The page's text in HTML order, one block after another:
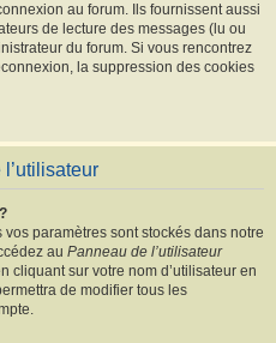
au forum. Ils fournissent aussi
de lecture des messages (lu ou
du forum. Si vous rencontrez
la suppression des cookies
paramètres sont stockés dans notre
au Panneau de l’utilisateur
cliquant sur votre nom d’utilisateur en
de modifier tous les